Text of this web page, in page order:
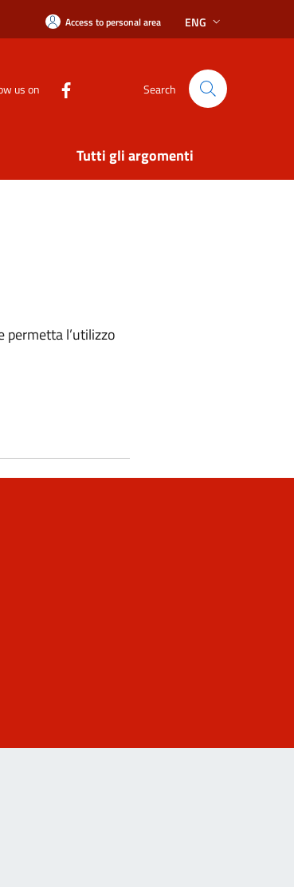
Access to personal area ENG
us on Search
Tutti gli argomenti
permetta l’utilizzo